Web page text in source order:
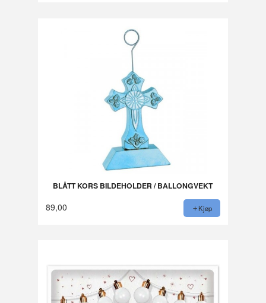
BLÅTT KORS BILDEHOLDER / BALLONGVEKT
89,00 Kjøp